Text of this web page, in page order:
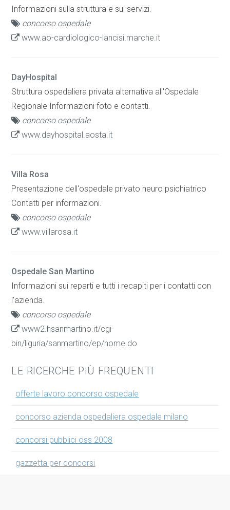
Informazioni sulla struttura e sui servizi.
concorso ospedale
www.ao-cardiologico-lancisi.marche.it
DayHospital
Struttura ospedaliera privata alternativa all'Ospedale
Regionale Informazioni foto e contatti.
concorso ospedale
www.dayhospital.aosta.it
Villa Rosa
Presentazione dell'ospedale privato neuro psichiatrico
Contatti per informazioni.
concorso ospedale
www.villarosa.it
Ospedale San Martino
Informazioni sui reparti e tutti i recapiti per i contatti con
l'azienda.
concorso ospedale
www2.hsanmartino.it/cgi-
bin/liguria/sanmartino/ep/home.do
LE RICERCHE PIÙ FREQUENTI
offerte lavoro concorso ospedale
concorso azienda ospedaliera ospedale milano
concorsi pubblici oss 2008
gazzetta per concorsi